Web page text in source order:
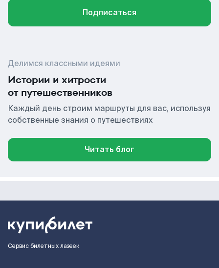
Подписаться
Делимся классными идеями
Истории и хитрости
от путешественников
Каждый день строим маршруты для вас, используя
собственные знания о путешествиях
Читать блог
Сервис билетных лазеек